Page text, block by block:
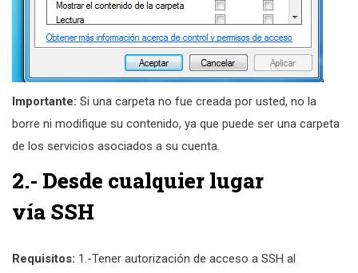
Importante: Si una carpeta no fue creada por usted, no la
borre ni modifique su contenido, ya que puede ser una carpeta
de los servicios asociados a su cuenta.
2.- Desde cualquier lugar
vía SSH
Requisitos: 1.-Tener autorización de acceso a SSH al